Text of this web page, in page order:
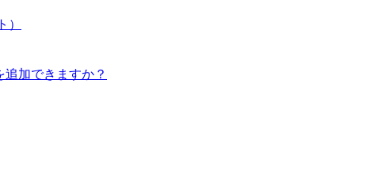
）
加できますか？